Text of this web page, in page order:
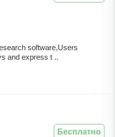
software,Users
and express t ..
Бесплатно